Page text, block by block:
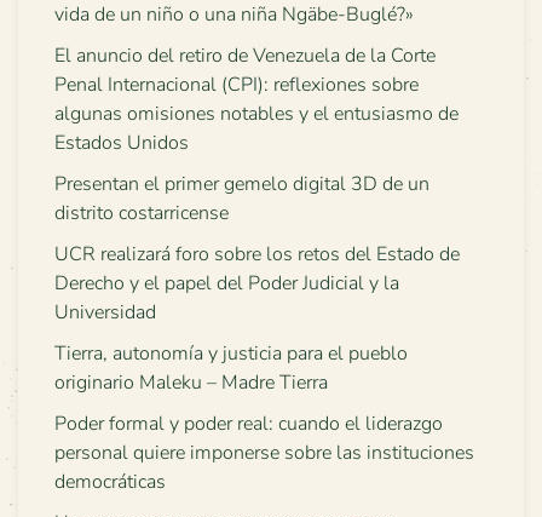
vida de un niño o una niña Ngäbe-Buglé?»
El anuncio del retiro de Venezuela de la Corte
Penal Internacional (CPI): reflexiones sobre
algunas omisiones notables y el entusiasmo de
Estados Unidos
Presentan el primer gemelo digital 3D de un
distrito costarricense
UCR realizará foro sobre los retos del Estado de
Derecho y el papel del Poder Judicial y la
Universidad
Tierra, autonomía y justicia para el pueblo
originario Maleku – Madre Tierra
Poder formal y poder real: cuando el liderazgo
personal quiere imponerse sobre las instituciones
democráticas